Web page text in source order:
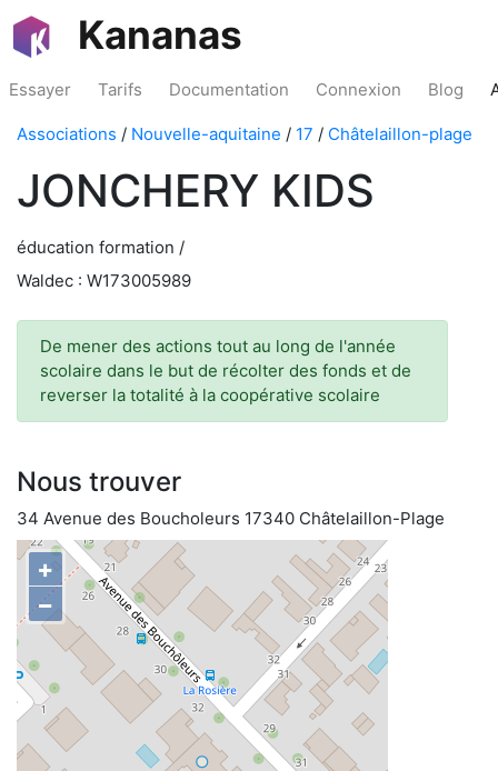
Kananas
Essayer Tarifs Documentation Connexion Blog
Associations / Nouvelle-aquitaine / 17 / Châtelaillon-plage
JONCHERY KIDS
éducation formation /
Waldec : W173005989
De mener des actions tout au long de l'année
scolaire dans le but de récolter des fonds et de
reverser la totalité à la coopérative scolaire
Nous trouver
34 Avenue des Boucholeurs 17340 Châtelaillon-Plage
+
−